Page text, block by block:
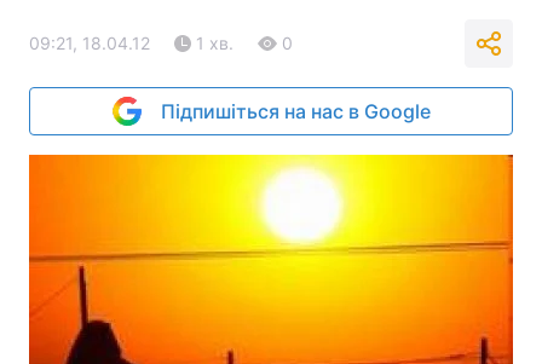
09:21, 18.04.12 1 хв. 0
Підпишіться на нас в Google